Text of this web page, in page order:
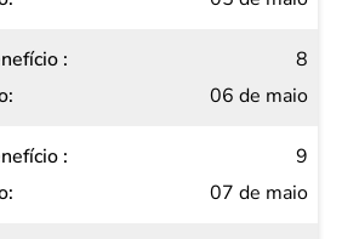
8
06 de maio
9
07 de maio